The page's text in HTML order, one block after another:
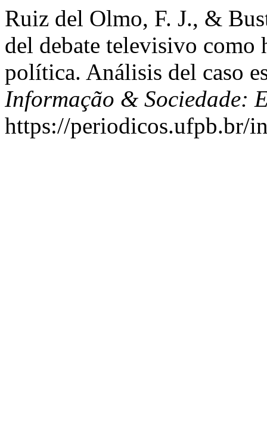
Ruiz del Olmo, F. J., &
del debate televisivo como
política. Análisis del caso
Informação & Sociedade:
https://periodicos.ufpb.br/